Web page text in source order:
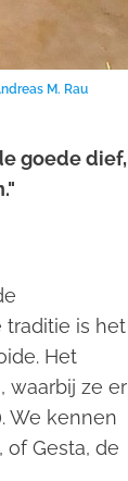
M. Rau
goede dief,
traditie is het
Het
waarbij ze er
We kennen
of Gesta, de